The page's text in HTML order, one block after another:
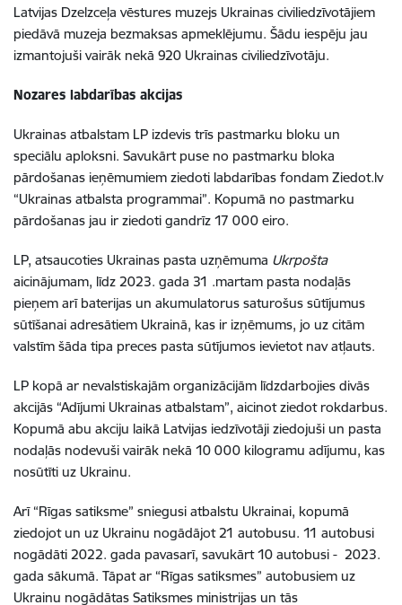
Latvijas Dzelzceļa vēstures muzejs Ukrainas civiliedzīvotājiem
piedāvā muzeja bezmaksas apmeklējumu. Šādu iespēju jau
izmantojuši vairāk nekā 920 Ukrainas civiliedzīvotāju.
Nozares labdarības akcijas
Ukrainas atbalstam LP izdevis trīs pastmarku bloku un
speciālu aploksni. Savukārt puse no pastmarku bloka
pārdošanas ieņēmumiem ziedoti labdarības fondam Ziedot.lv
“Ukrainas atbalsta programmai”. Kopumā no pastmarku
pārdošanas jau ir ziedoti gandrīz 17 000 eiro.
LP, atsaucoties Ukrainas pasta uzņēmuma Ukrpošta
aicinājumam, līdz 2023. gada 31 .martam pasta nodaļās
pieņem arī baterijas un akumulatorus saturošus sūtījumus
sūtīšanai adresātiem Ukrainā, kas ir izņēmums, jo uz citām
valstīm šāda tipa preces pasta sūtījumos ievietot nav atļauts.
LP kopā ar nevalstiskajām organizācijām līdzdarbojies divās
akcijās “Adījumi Ukrainas atbalstam”, aicinot ziedot rokdarbus.
Kopumā abu akciju laikā Latvijas iedzīvotāji ziedojuši un pasta
nodaļās nodevuši vairāk nekā 10 000 kilogramu adījumu, kas
nosūtīti uz Ukrainu.
Arī “Rīgas satiksme” sniegusi atbalstu Ukrainai, kopumā
ziedojot un uz Ukrainu nogādājot 21 autobusu. 11 autobusi
nogādāti 2022. gada pavasarī, savukārt 10 autobusi - 2023.
gada sākumā. Tāpat ar “Rīgas satiksmes” autobusiem uz
Ukrainu nogādātas Satiksmes ministrijas un tās